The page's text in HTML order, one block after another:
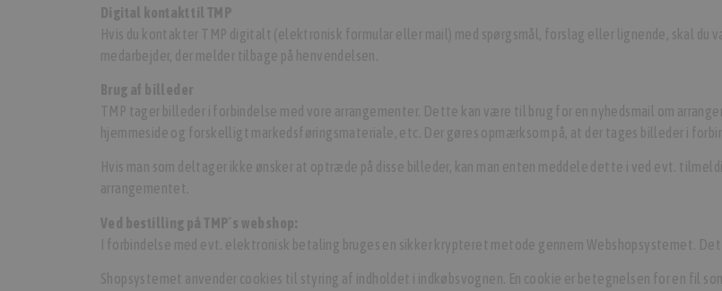
Digital kontakt til TMP
Hvis du kontakter TMP digitalt (elektronisk formular eller mail) med spørgsmål, forslag eller lignende, skal
medarbejder, der melder tilbage på henvendelsen.
Brug af billeder
TMP tager billeder i forbindelse med vore arrangementer. Dette kan være til brug for en nyhedsmail om
hjemmeside og forskelligt markedsføringsmateriale, etc. Der gøres opmærksom på, at der tages billeder i
Hvis man som deltager ikke ønsker at optræde på disse billeder, kan man enten meddele dette i ved evt.
arrangementet.
Ved bestilling på TMP´s webshop:
I forbindelse med evt. elektronisk betaling bruges en sikker krypteret metode gennem Webshopsystemet.
Shopsystemet anvender cookies til styring af indholdet i indkøbsvognen. En cookie er betegnelsen for en fil